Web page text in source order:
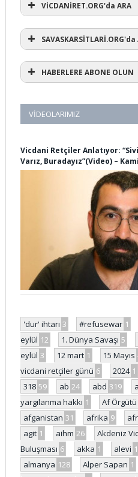
VİCDANİRET.ORG'da ARA
SAVASKARSİTLARİ.ORG'da
HABERLERE ABONE OLUN
VIDEOLARIMIZ
Vicdani Retçiler Anlatıyor:
Varız, Buradayız”(Video) –
'dur' ihtarı 3 #refusewar 1
eylül 12 1. Dünya Savaşı 5
eylül 3 12 mart 1 15 Mayıs
vicdani retçiler günü 6 2024 1
318 59 ab 24 abd 319
yargılanma hakkı 1 Af Örgütü
afganistan 31 afrika 9
agit 1 aihm 26
Akdeniz
Buluşması 6 akka 1 alevi 1
almanya 128 Alper Sapan 1